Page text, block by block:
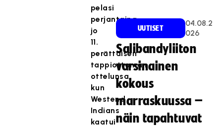
pelasi
perjantaina
jo
11.
perättäisen
tappiottoman
ottelunsa,
kun
Westend
Indians
kaatui
UUTISET
04.08.2
026
Salibandyliiton
varsinainen
kokous
marraskuussa –
näin tapahtuvat